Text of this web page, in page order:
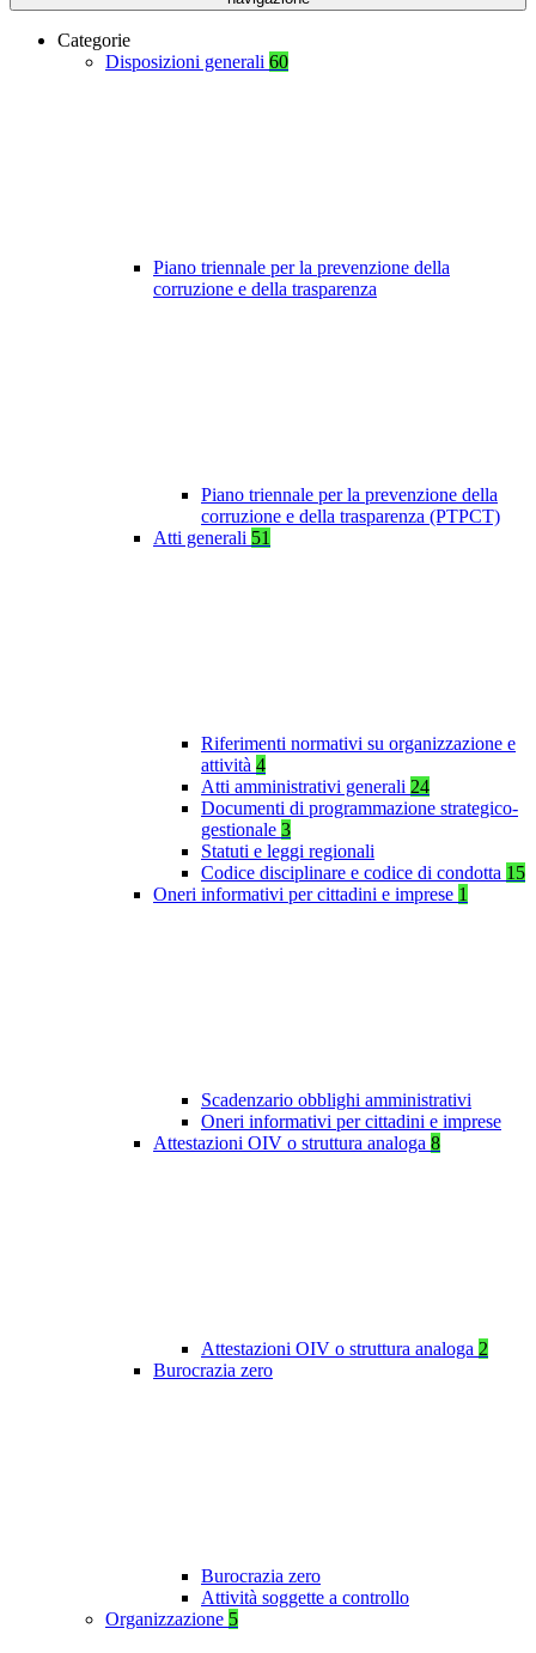
Categorie
Disposizioni generali 60
Piano triennale per la prevenzione della
corruzione e della trasparenza
Piano triennale per la prevenzione della
corruzione e della trasparenza (PTPCT)
Atti generali 51
Riferimenti normativi su organizzazione e
attività 4
Atti amministrativi generali 24
Documenti di programmazione strategico-
gestionale 3
Statuti e leggi regionali
Codice disciplinare e codice di condotta 15
Oneri informativi per cittadini e imprese 1
Scadenzario obblighi amministrativi
Oneri informativi per cittadini e imprese
Attestazioni OIV o struttura analoga 8
Attestazioni OIV o struttura analoga 2
Burocrazia zero
Burocrazia zero
Attività soggette a controllo
Organizzazione 5